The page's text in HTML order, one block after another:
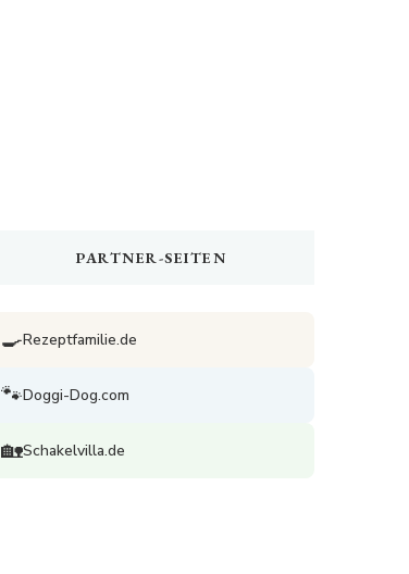
PARTNER-SEITEN
🍳Rezeptfamilie.de
🐾Doggi-Dog.com
🏡Schakelvilla.de